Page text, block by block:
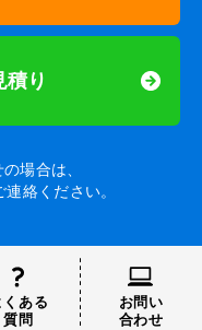
り
場合は、
連絡ください。
くある
質問
お問い
合わせ